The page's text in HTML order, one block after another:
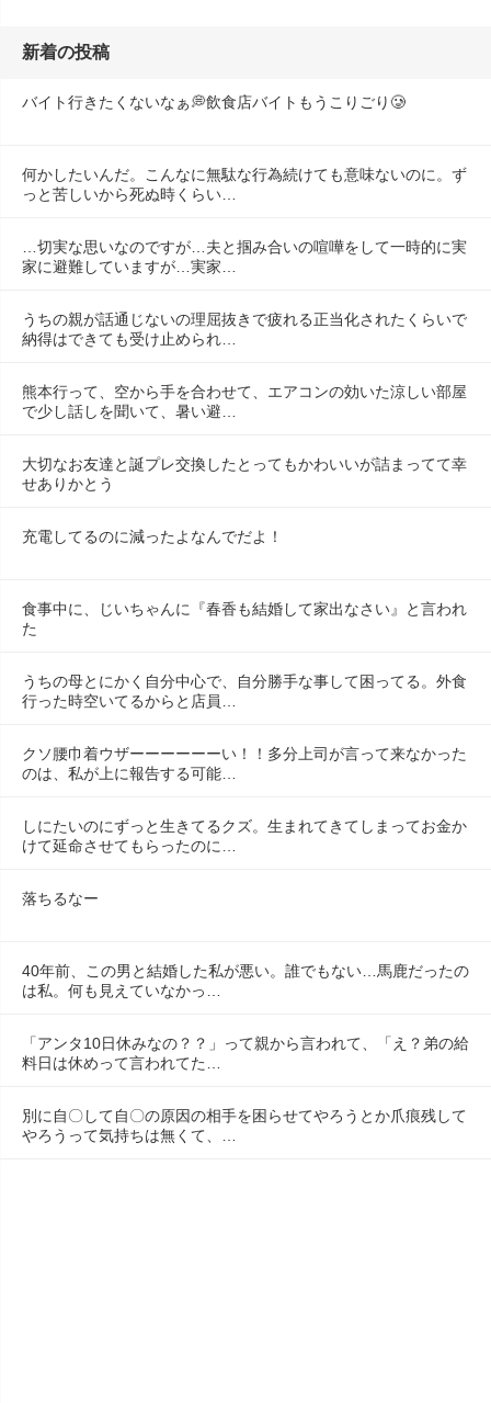
新着の投稿
バイト行きたくないなぁ💭飲食店バイトもうこりごり🥲
何かしたいんだ。こんなに無駄な行為続けても意味ないのに。ず
っと苦しいから死ぬ時くらい…
…切実な思いなのですが…夫と掴み合いの喧嘩をして一時的に実
家に避難していますが…実家…
うちの親が話通じないの理屈抜きで疲れる正当化されたくらいで
納得はできても受け止められ…
熊本行って、空から手を合わせて、エアコンの効いた涼しい部屋
で少し話しを聞いて、暑い避…
大切なお友達と誕プレ交換したとってもかわいいが詰まってて幸
せありかとう
充電してるのに減ったよなんでだよ！
食事中に、じいちゃんに『春香も結婚して家出なさい』と言われ
た
うちの母とにかく自分中心で、自分勝手な事して困ってる。外食
行った時空いてるからと店員…
クソ腰巾着ウザーーーーーーい！！多分上司が言って来なかった
のは、私が上に報告する可能…
しにたいのにずっと生きてるクズ。生まれてきてしまってお金か
けて延命させてもらったのに…
落ちるなー
40年前、この男と結婚した私が悪い。誰でもない…馬鹿だったの
は私。何も見えていなかっ…
「アンタ10日休みなの？？」って親から言われて、「え？弟の給
料日は休めって言われてた…
別に自〇して自〇の原因の相手を困らせてやろうとか爪痕残して
やろうって気持ちは無くて、…